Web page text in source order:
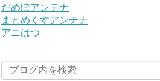
だめぽアンテナ
まとめくすアンテナ
アニはつ